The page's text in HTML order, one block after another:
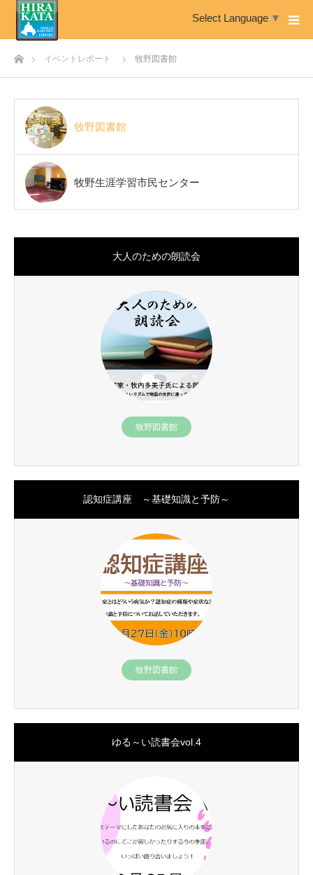
Select Language ▼
ホームイベントレポート 牧野図書館
牧野図書館
牧野生涯学習市民センター
大人のための朗読会
牧野図書館
認知症講座 ～基礎知識と予防～
牧野図書館
ゆる～い読書会vol.4